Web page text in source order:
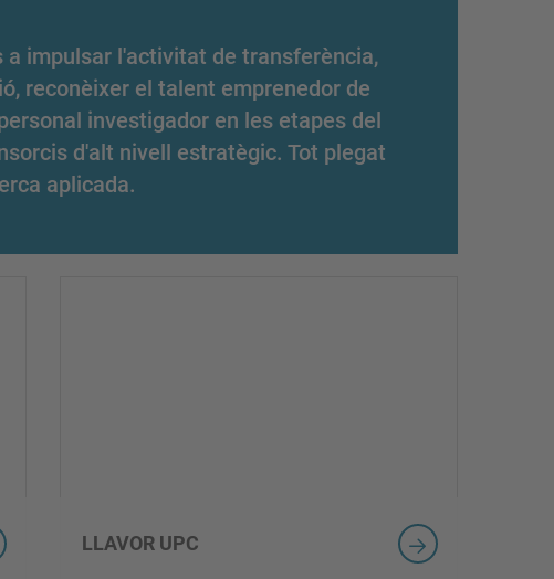
impulsar l'activitat de transferència,
reconèixer el talent emprenedor de
investigador en les etapes del
d'alt nivell estratègic. Tot plegat
aplicada.
LLAVOR UPC